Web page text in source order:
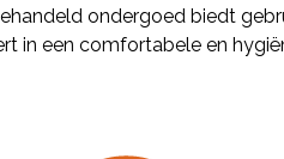
ondergoed biedt
in een comfortabele en